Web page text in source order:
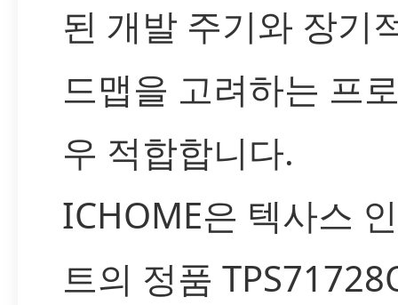
된 개발 주기와 장기
드맵을 고려하는 프
우 적합합니다.
ICHOME은 텍사스
트의 정품